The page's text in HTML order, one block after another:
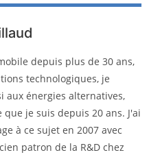
depuis plus de 30 ans,
technologiques, je
aux énergies alternatives,
je suis depuis 20 ans. J'ai
à ce sujet en 2007 avec
patron de la R&D chez